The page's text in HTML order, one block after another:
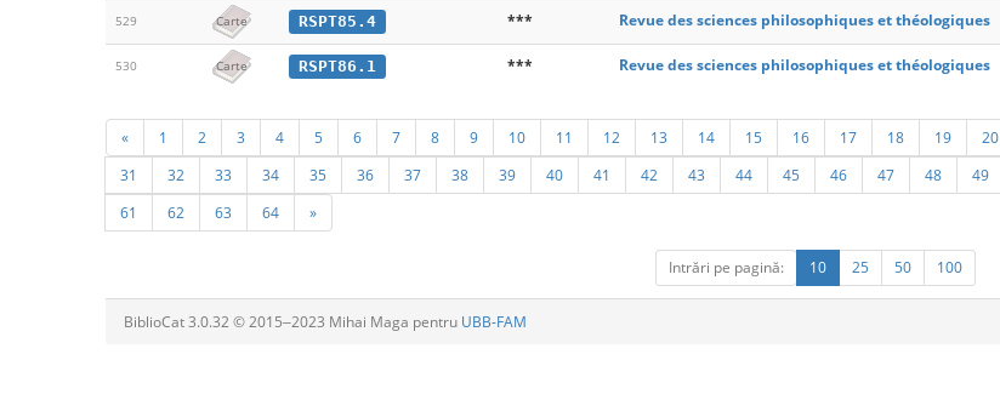
529 Carte RSPT85.4 *** Revue des sciences philosophiques et théologiques
530 Carte RSPT86.1 *** Revue des sciences philosophiques et théologiques
« 1 2 3 4 5 6 7 8 9 10 11 12 13 14 15 16 17 18 19 20
31
32 33 34 35 36 37 38 39 40 41 42 43 44 45 46 47 48 49
61
62 63 64 »
Intrări pe pagină: 10 25 50 100
BiblioCat 3.0.32 © 2015‒2023 Mihai Maga pentru UBB-FAM